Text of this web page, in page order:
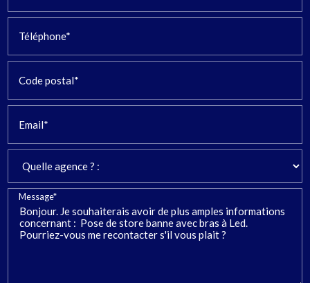
Téléphone*
Code postal*
Email*
Message*